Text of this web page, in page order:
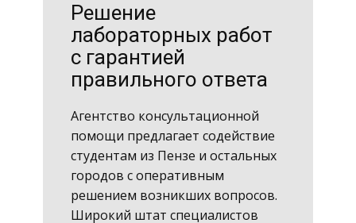
Решение
лабораторных работ
с гарантией
правильного ответа
Агентство консультационной
помощи предлагает содействие
студентам из Пензе и остальных
городов с оперативным
решением возникших вопросов.
Широкий штат специалистов